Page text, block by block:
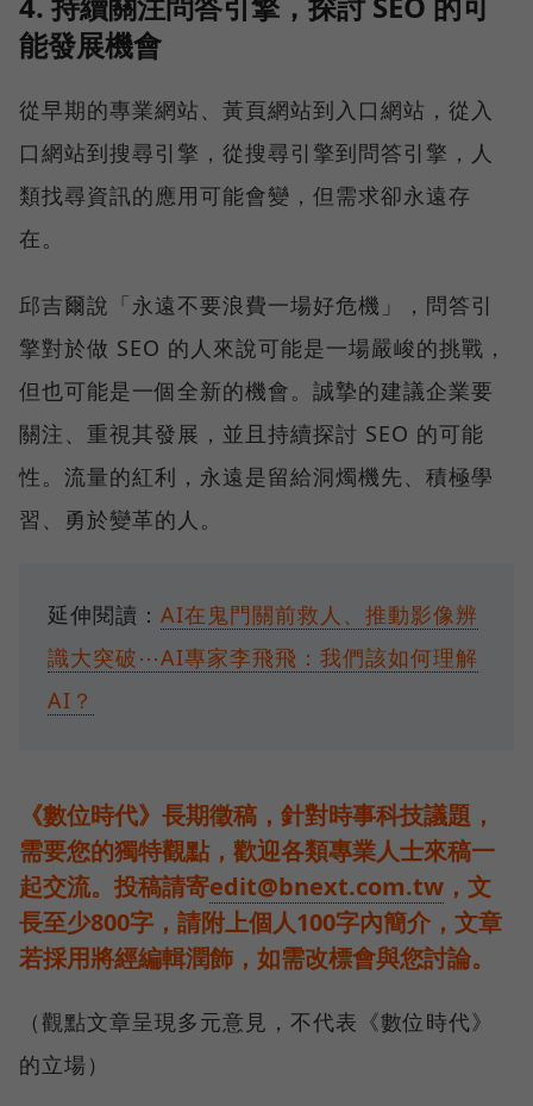
能發展機會
從早期的專業網站、黃頁網站到入口網站，從入
口網站到搜尋引擎，從搜尋引擎到問答引擎，人
類找尋資訊的應用可能會變，但需求卻永遠存
在。
邱吉爾說「永遠不要浪費一場好危機」，問答引
擎對於做 SEO 的人來說可能是一場嚴峻的挑戰，
但也可能是一個全新的機會。誠摯的建議企業要
關注、重視其發展，並且持續探討 SEO 的可能
性。流量的紅利，永遠是留給洞燭機先、積極學
習、勇於變革的人。
延伸閱讀： AI在鬼門關前救人、推動影像辨
識大突破⋯AI專家李飛飛：我們該如何理解
AI？
《數位時代》長期徵稿，針對時事科技議題，
需要您的獨特觀點，歡迎各類專業人士來稿一
起交流。投稿請寄edit@bnext.com.tw ，文
長至少800字，請附上個人100字內簡介，文章
若採用將經編輯潤飾，如需改標會與您討論。
（觀點文章呈現多元意見，不代表《數位時代》
的立場）